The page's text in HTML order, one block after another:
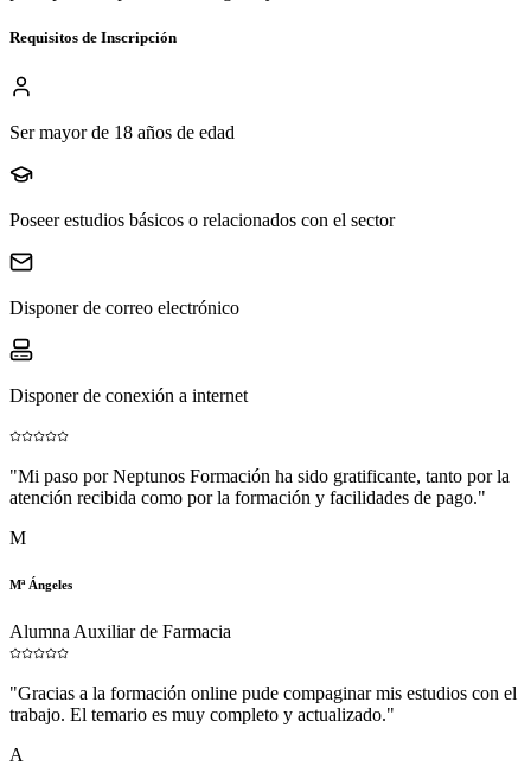
Requisitos de Inscripción
Ser mayor de 18 años de edad
Poseer estudios básicos o relacionados con el sector
Disponer de correo electrónico
Disponer de conexión a internet
"Mi paso por Neptunos Formación ha sido gratificante, tanto por la
atención recibida como por la formación y facilidades de pago."
M
Mª Ángeles
Alumna Auxiliar de Farmacia
"Gracias a la formación online pude compaginar mis estudios con el
trabajo. El temario es muy completo y actualizado."
A